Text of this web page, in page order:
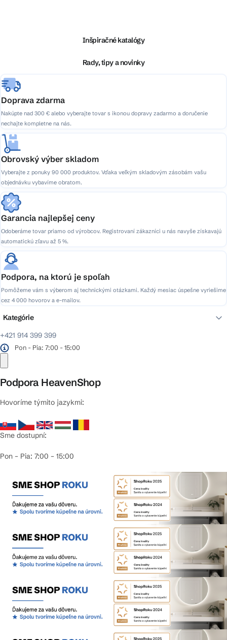
e
Inšpiračné katalógy
Rady, tipy a novinky
Doprava zdarma
Nakúpte nad 300 € alebo vyberajte tovar s ikonou dopravy zadarmo a doručenie
nechajte kompletne na nás.
Obrovský výber skladom
Vyberajte z ponuky 90 000 produktov. Vďaka veľkým skladovým zásobám vašu
objednávku vybavíme obratom.
Garancia najlepšej ceny
Odoberáme tovar priamo od výrobcov. Registrovaní zákazníci u nás navyše získavajú
automatickú zľavu až 5 %.
Podpora, na ktorú je spoľah
Pomôžeme vám s výberom aj technickými otázkami. Každý mesiac úspešne vyriešime
cez 4 000 hovorov a e-mailov.
+421 914 399 399
Pon - Pia: 7:00 - 15:00
Podpora HeavenShop
Hovoríme týmito jazykmi:
Sme dostupní:
Pon – Pia: 7:00 – 15:00
Kategórie